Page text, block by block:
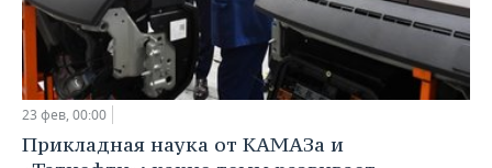
23 фев, 00:00
Прикладная наука от КАМАЗа и